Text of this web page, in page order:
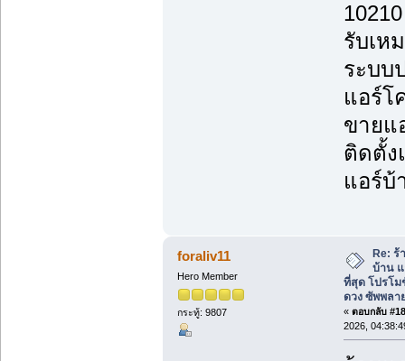
10210
รับเห
ระบบ
แอร์โ
ขายแ
ติดตั้ง
แอร์บ้
foraliv11
Hero Member
กระทู้: 9807
Re: ร้
บ้าน
ที่สุด โปรโ
ดวง ซัพพลา
« ตอบกลับ
2026,